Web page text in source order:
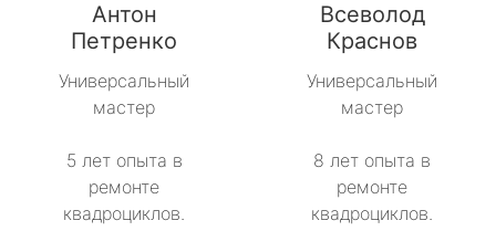
Антон
Петренко
Универсальный
мастер
5 лет опыта в
ремонте
квадроциклов.
Всеволод
Краснов
Универсальный
мастер
8 лет опыта в
ремонте
квадроциклов.